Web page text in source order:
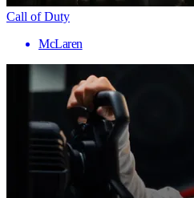
Call of Duty
McLaren